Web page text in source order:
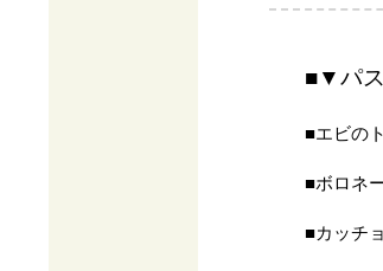
■▼パ
■エビの
■ボロネ
■カッチ